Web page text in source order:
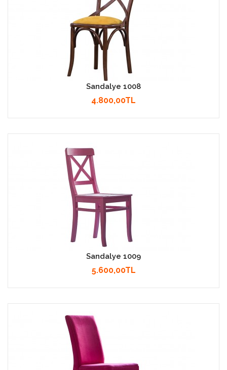
Sandalye 1008
4.800,00TL
Sandalye 1009
5.600,00TL